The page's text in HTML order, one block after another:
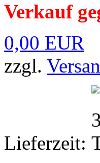
Verkauf
0,00 EUR
zzgl.
Lieferzeit: